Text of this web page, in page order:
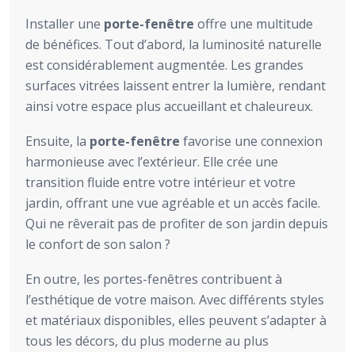
Installer une porte-fenêtre offre une multitude
de bénéfices. Tout d’abord, la luminosité naturelle
est considérablement augmentée. Les grandes
surfaces vitrées laissent entrer la lumière, rendant
ainsi votre espace plus accueillant et chaleureux.
Ensuite, la porte-fenêtre favorise une connexion
harmonieuse avec l’extérieur. Elle crée une
transition fluide entre votre intérieur et votre
jardin, offrant une vue agréable et un accès facile.
Qui ne rêverait pas de profiter de son jardin depuis
le confort de son salon ?
En outre, les portes-fenêtres contribuent à
l’esthétique de votre maison. Avec différents styles
et matériaux disponibles, elles peuvent s’adapter à
tous les décors, du plus moderne au plus